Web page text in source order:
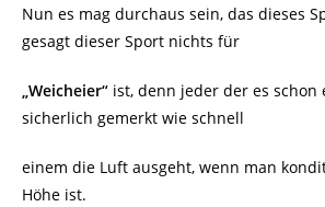
Nun es mag durchaus sein, das dieses
gesagt dieser Sport nichts für
„Weicheier“ ist, denn jeder der es
sicherlich gemerkt wie schnell
einem die Luft ausgeht, wenn man
Höhe ist.